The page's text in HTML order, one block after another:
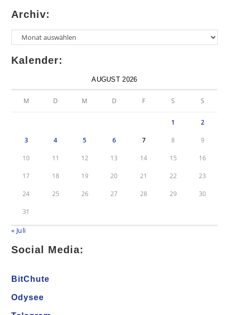
Archiv:
Archiv
Kalender:
AUGUST 2026
M D M D F S S
1 2
3 4 5 6 7 8 9
10 11 12 13 14 15 16
17 18 19 20 21 22 23
24 25 26 27 28 29 30
31
« Juli
Social Media:
BitChute
Odysee